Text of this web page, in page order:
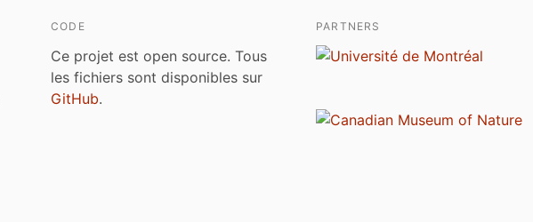
CODE
Ce projet est open source. Tous
les fichiers sont disponibles sur
GitHub.
PARTNERS